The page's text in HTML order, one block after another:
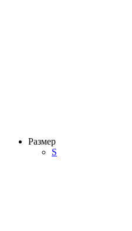
Размер
S